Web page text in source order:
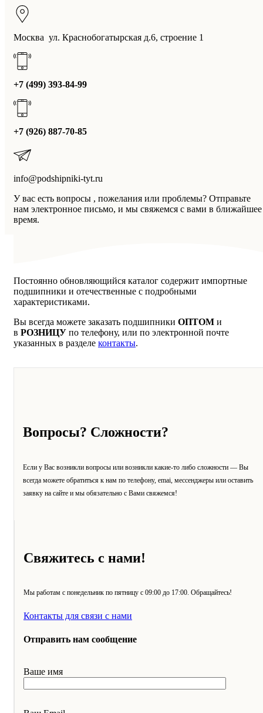
Москва ул. Краснобогатырская д.6, строение 1
+7 (499) 393-84-99
+7 (926) 887-70-85
info@podshipniki-tyt.ru
У вас есть вопросы , пожелания или проблемы? Отправьте
нам электронное письмо, и мы свяжемся с вами в ближайшее
время.
Постоянно обновляющийся каталог содержит импортные
подшипники и отечественные с подробными
характеристиками.
Вы всегда можете заказать подшипники ОПТОМ и
в РОЗНИЦУ по телефону, или по электронной почте
указанных в разделе контакты.
Вопросы? Сложности?
Если у Вас возникли вопросы или возникли какие-то либо сложности — Вы
всегда можете обратиться к нам по телефону, emai, мессенджеры или оставить
заявку на сайте и мы обязательно с Вами свяжемся!
Свяжитесь с нами!
Мы работам с понедельник по пятницу с 09:00 до 17:00. Обращайтесь!
Контакты для связи с нами
Отправить нам сообщение
Ваше имя